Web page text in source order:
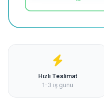
Hızlı Teslimat
1-3 iş günü